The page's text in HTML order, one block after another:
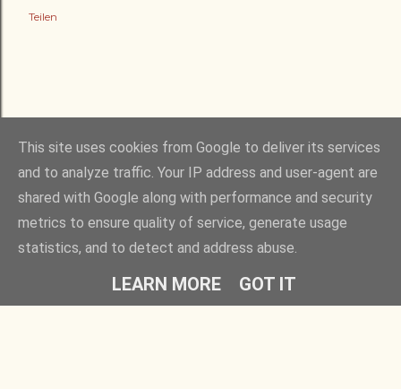
Teilen
Powered by Blogger
alle Rechte vorbehalten - © 2020 - 2026 Hans Jürgen Groß
This site uses cookies from Google to deliver its services
and to analyze traffic. Your IP address and user-agent are
shared with Google along with performance and security
metrics to ensure quality of service, generate usage
statistics, and to detect and address abuse.
LEARN MORE GOT IT